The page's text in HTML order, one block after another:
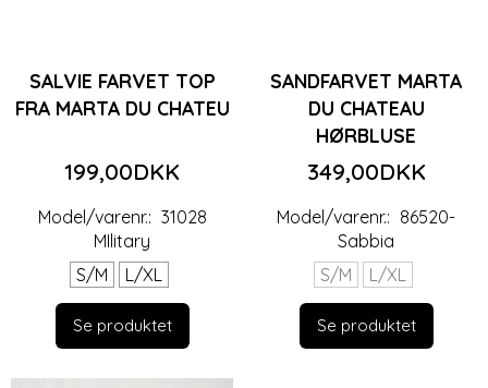
SALVIE FARVET TOP
FRA MARTA DU CHATEU
199,00DKK
Model/varenr.: 31028
MIlitary
S/M
L/XL
Se produktet
SANDFARVET MARTA
DU CHATEAU
HØRBLUSE
349,00DKK
Model/varenr.: 86520-
Sabbia
S/M
L/XL
Se produktet